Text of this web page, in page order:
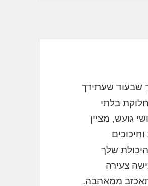
שבעוד שעתידך
בלתי
גועש, מציין
שלך
צעירה
ממאהבה.